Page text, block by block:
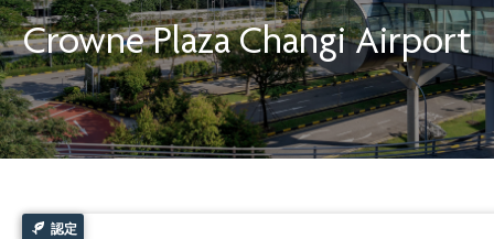
Crowne Plaza Changi Airport
認定